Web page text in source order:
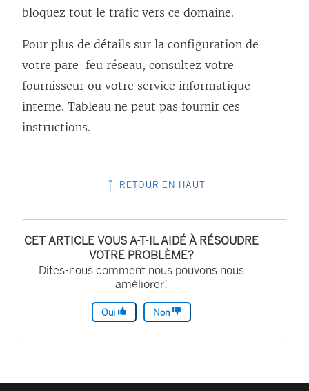
bloquez tout le trafic vers ce domaine.
Pour plus de détails sur la configuration de
votre pare-feu réseau, consultez votre
fournisseur ou votre service informatique
interne. Tableau ne peut pas fournir ces
instructions.
RETOUR EN HAUT
CET ARTICLE VOUS A-T-IL AIDÉ À RÉSOUDRE
VOTRE PROBLÈME?
Dites-nous comment nous pouvons nous
améliorer!
Oui Non